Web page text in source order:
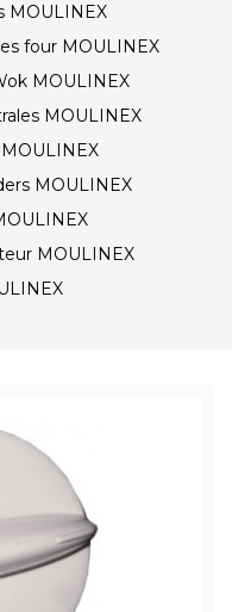
MOULINEX
four MOULINEX
MOULINEX
MOULINEX
MOULINEX
MOULINEX